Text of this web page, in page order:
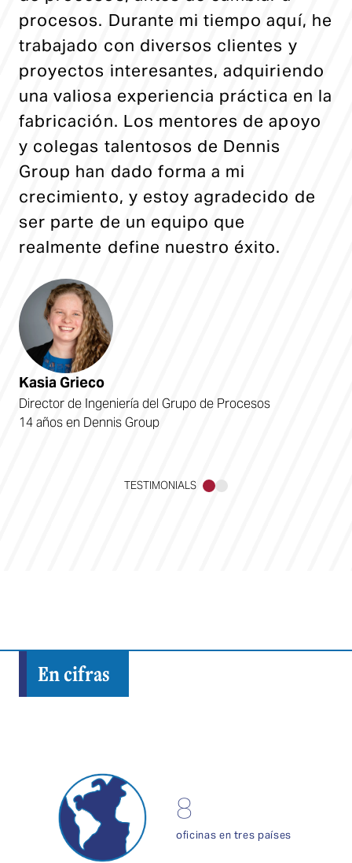
procesos. Durante mi tiempo aquí, he
trabajado con diversos clientes y
proyectos interesantes, adquiriendo
una valiosa experiencia práctica en la
fabricación. Los mentores de apoyo
y colegas talentosos de Dennis
Group han dado forma a mi
crecimiento, y estoy agradecido de
ser parte de un equipo que
realmente define nuestro éxito.
Kasia Grieco
Director de Ingeniería del Grupo de Procesos
14 años en Dennis Group
TESTIMONIALS
En cifras
8
oficinas en tres países